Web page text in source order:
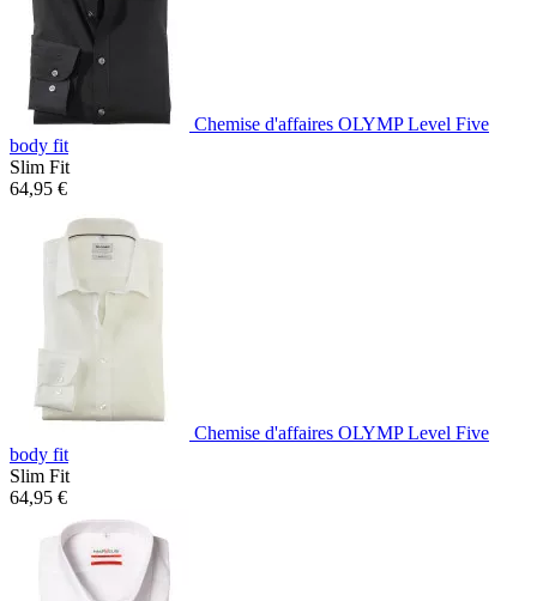
Chemise d'affaires OLYMP Level Five
body fit
Slim Fit
64,95 €
Chemise d'affaires OLYMP Level Five
body fit
Slim Fit
64,95 €